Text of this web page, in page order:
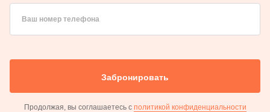
Ваш номер телефона
Забронировать
Продолжая, вы соглашаетесь с политикой конфиденциальности